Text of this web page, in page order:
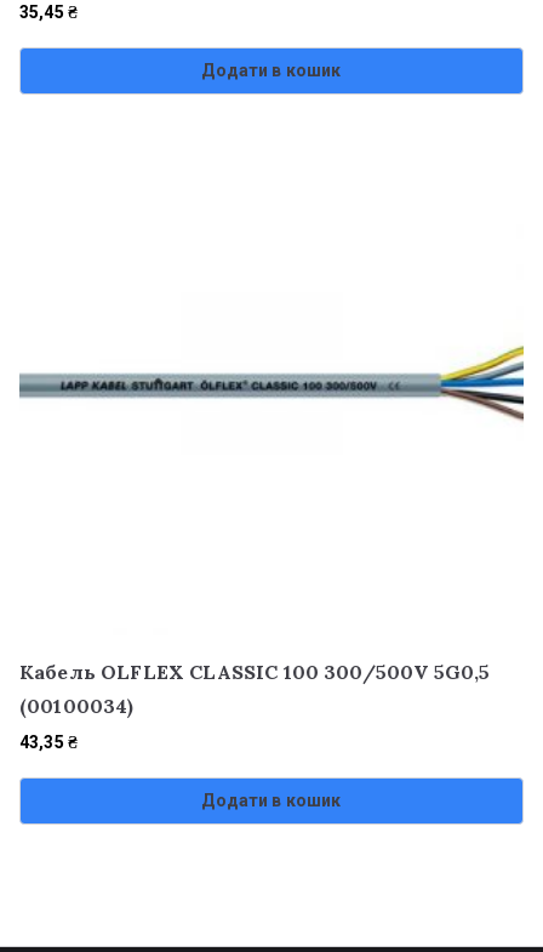
35,45 ₴
Додати в кошик
Кабель OLFLEX CLASSIC 100 300/500V 5G0,5
(00100034)
43,35 ₴
Додати в кошик